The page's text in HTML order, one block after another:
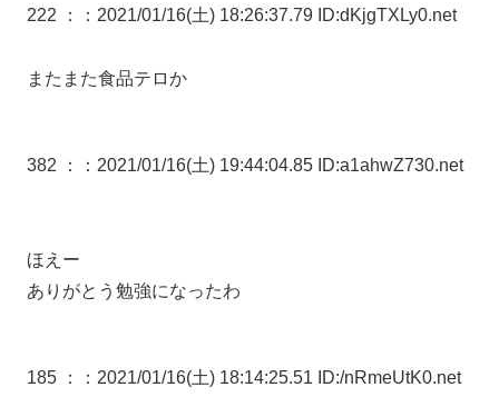
222 ： ：2021/01/16(土) 18:26:37.79 ID:dKjgTXLy0.net
またまた食品テロか
382 ： ：2021/01/16(土) 19:44:04.85 ID:a1ahwZ730.net
ほえー
ありがとう勉強になったわ
185 ： ：2021/01/16(土) 18:14:25.51 ID:/nRmeUtK0.net